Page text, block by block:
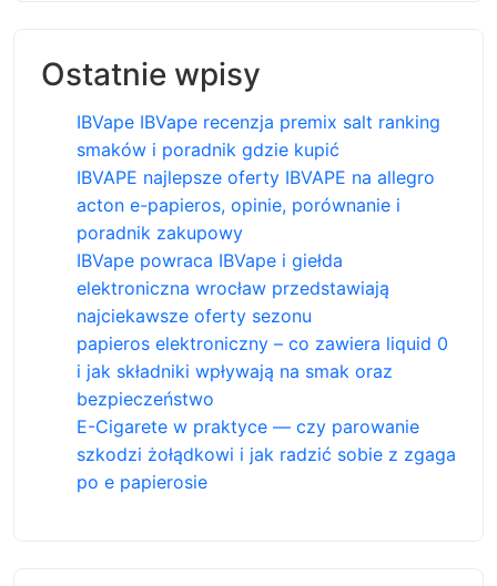
Ostatnie wpisy
IBVape IBVape recenzja premix salt ranking
smaków i poradnik gdzie kupić
IBVAPE najlepsze oferty IBVAPE na allegro
acton e-papieros, opinie, porównanie i
poradnik zakupowy
IBVape powraca IBVape i giełda
elektroniczna wrocław przedstawiają
najciekawsze oferty sezonu
papieros elektroniczny – co zawiera liquid 0
i jak składniki wpływają na smak oraz
bezpieczeństwo
E-Cigarete w praktyce — czy parowanie
szkodzi żołądkowi i jak radzić sobie z zgaga
po e papierosie